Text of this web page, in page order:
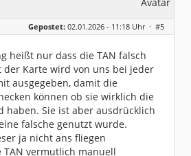
entgegengenommen. (M)
nach Name
(S)
empfangen - Bitte die TA
(S)
abgebrochen, PIN scheint g
Default Ciphers.
TLS1.3:ECDHE-
Gepostet: 02.01.2026 - 11:18 Uhr · #5
heißt nur dass die TAN falsch
der Karte wird von uns bei jeder
ausgegeben, damit die
können ob sie wirklich die
haben. Sie ist aber ausdrücklich
falsche genutzt wurde.
ja nicht ans fliegen
vermutlich manuell